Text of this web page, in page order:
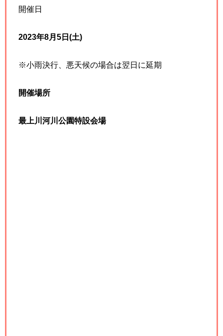
開催日
2023年8月5日(土)
※小雨決行、悪天候の場合は翌日に延期
開催場所
最上川河川公園特設会場